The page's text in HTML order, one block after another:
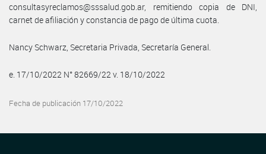
consultasyreclamos@sssalud.gob.ar, remitiendo copia de DNI,
carnet de afiliación y constancia de pago de última cuota.
Nancy Schwarz, Secretaria Privada, Secretaría General.
e. 17/10/2022 N° 82669/22 v. 18/10/2022
Fecha de publicación 17/10/2022